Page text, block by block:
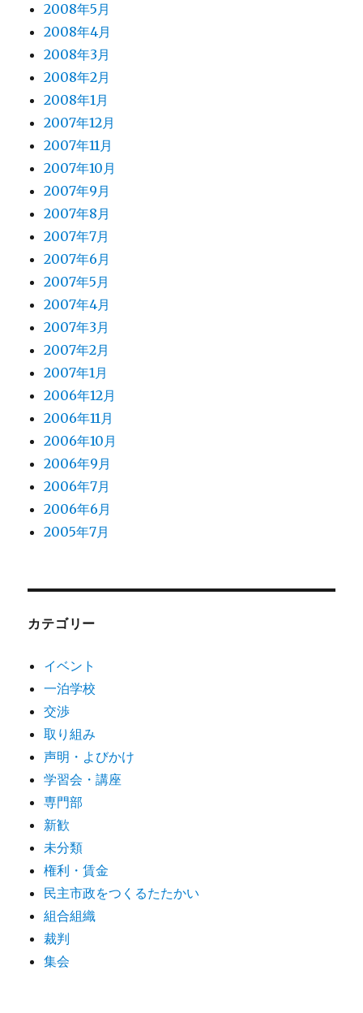
2008年5月
2008年4月
2008年3月
2008年2月
2008年1月
2007年12月
2007年11月
2007年10月
2007年9月
2007年8月
2007年7月
2007年6月
2007年5月
2007年4月
2007年3月
2007年2月
2007年1月
2006年12月
2006年11月
2006年10月
2006年9月
2006年7月
2006年6月
2005年7月
カテゴリー
イベント
一泊学校
交渉
取り組み
声明・よびかけ
学習会・講座
専門部
新歓
未分類
権利・賃金
民主市政をつくるたたかい
組合組織
裁判
集会